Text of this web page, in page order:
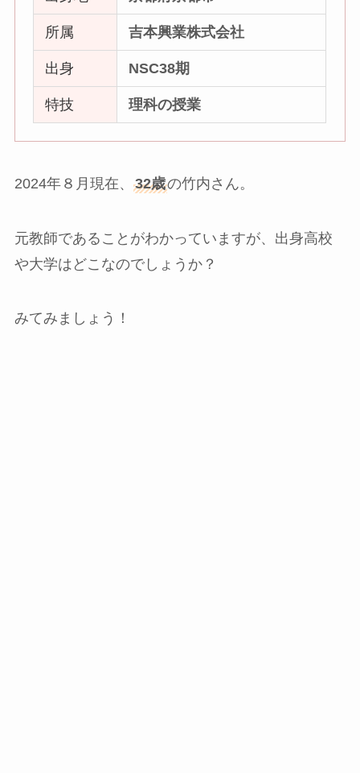
所属 吉本興業株式会社
出身 NSC38期
特技 理科の授業
2024年８月現在、 32歳の竹内さん。
元教師であることがわかっていますが、出身高校
や大学はどこなのでしょうか？
みてみましょう！